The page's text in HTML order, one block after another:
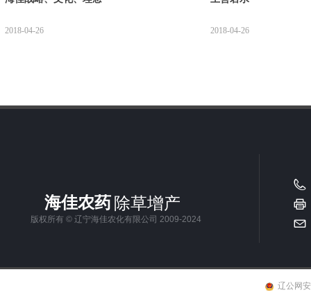
2018-04-26 2018-04-26
海佳农药 除草增产
版权所有 © 辽宁海佳农化有限公司 2009-2024
辽公网